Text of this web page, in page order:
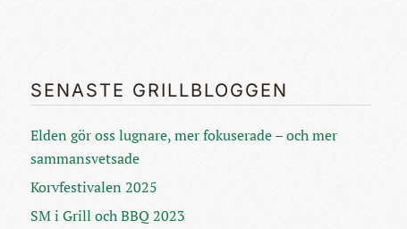
SENASTE GRILLBLOGGEN
Elden gör oss lugnare, mer fokuserade – och mer
sammansvetsade
Korvfestivalen 2025
SM i Grill och BBQ 2023